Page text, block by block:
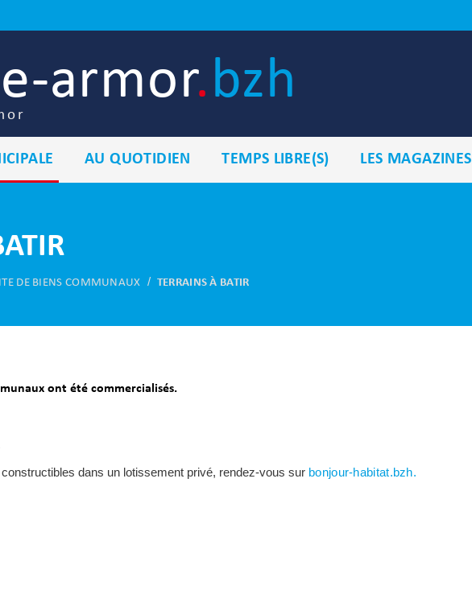
armor.bzh
AU QUOTIDIEN TEMPS LIBRE(S) LES MAGAZINES
DE BIENS COMMUNAUX TERRAINS À BATIR
ont été commercialisés.
dans un lotissement privé, rendez-vous sur bonjour-habitat.bzh.